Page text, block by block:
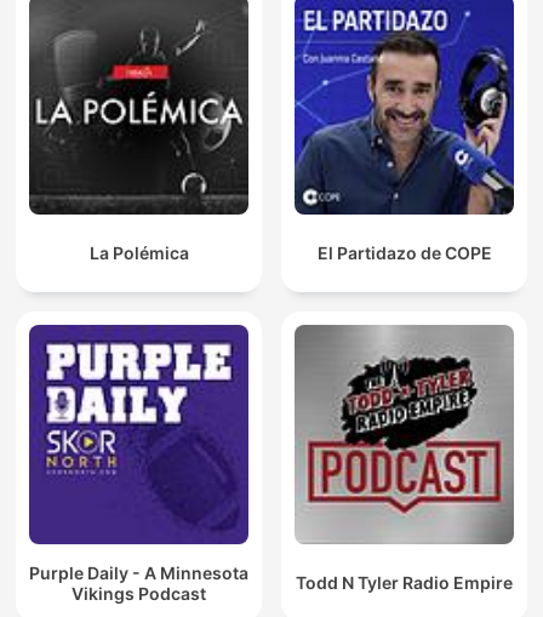
La Polémica El Partidazo de COPE
Purple Daily - A Minnesota
Vikings Podcast
Todd N Tyler Radio Empire